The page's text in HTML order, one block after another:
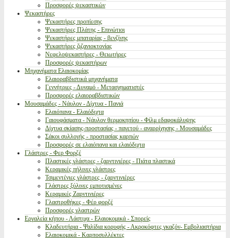
Προσφορές ψεκαστικών
Ψεκαστήρες
Ψεκαστήρες προπίεσης
Ψεκαστήρες Πλάτης - Επινώτιοι
Ψεκαστήρες μπαταρίας - βενζίνης
Ψεκαστήρες ζιζανιοκτονίας
Νεφελοψεκαστήρες - Θειωτήρες
Προσφορές ψεκαστήρων
Μηχανήματα Ελαιοκομίας
Ελαιοραβδιστικά μηχανήματα
Γεννήτριες - Δυναμό - Μετασχηματιστές
Προσφορές ελαιοραβδιστικών
Μουσαμάδες - Νάυλον - Δίχτυα - Πανιά
Ελαιόπανα - Ελαιόδιχτα
Γαιουφάσματα - Νάυλον θερμοκηπίου - Φίλμ εδαφοκάλυψης
Δίχτυα σκίασης-προστασίας - παγετού - αναρρίχησης - Μουσαμάδες
Σάκοι συλλογής - προστασίας καρπών
Προσφορές σε ελαιόπανα και ελαιόδιχτα
Γλάστρες - Φερ Φορζέ
Πλαστικές γλάστρες - ζαρντινιέρες - Πιάτα πλαστικά
Κεραμικές πήλινες γλάστρες
Τσιμεντένιες γλάστρες - ζαρντινιέρες
Γλάστρες ξύλινες εμποτισμένες
Κεραμικές Ζαρντινιέρες
Γλαστροθήκες - Φέρ φορζέ
Προσφορές γλαστρών
Εργαλεία κήπου - Λάστιχα - Ελαιοκομικά - Σπορείς
Κλαδευτήρια - Ψαλίδια κορυφής - Ακροκόφτες γκαζόν- Εμβολιαστήρια
Ελαιοκομικά - Καρποσυλλέκτες